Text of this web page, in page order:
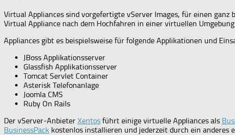
Virtual Appliances sind vorgefertigte vServer Images, für einen
Virtual Appliance nach dem Hochfahren in einer virtuellen
Appliances gibt es beispielsweise für folgende Applikationen und
JBoss Applikationsserver
Glassfish Applikationsserver
Tomcat Servlet Container
Asterisk Telefonanlage
Joomla CMS
Ruby On Rails
Der vServer-Anbieter Xentos führt einige virtuelle Appliances als
BusinessPack kostenlos installieren und jederzeit durch ein anderes